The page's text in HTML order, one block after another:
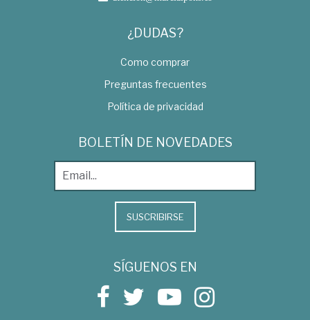
¿DUDAS?
Como comprar
Preguntas frecuentes
Política de privacidad
BOLETÍN DE NOVEDADES
SUSCRIBIRSE
SÍGUENOS EN